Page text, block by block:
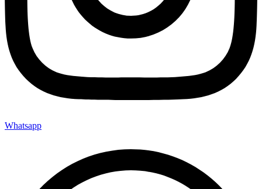
Whatsapp